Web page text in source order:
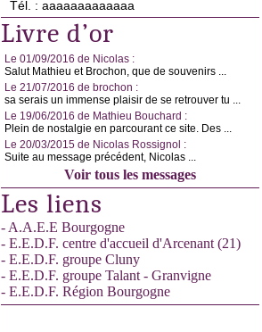
Tél. : aaaaaaaaaaaaa
Livre d’or
Le 01/09/2016 de Nicolas :
Salut Mathieu et Brochon, que de souvenirs ...
Le 21/07/2016 de brochon :
sa serais un immense plaisir de se retrouver tu ...
Le 19/06/2016 de Mathieu Bouchard :
Plein de nostalgie en parcourant ce site. Des ...
Le 20/03/2015 de Nicolas Rossignol :
Suite au message précédent, Nicolas ...
Voir tous les messages
Les liens
- A.A.E.E Bourgogne
- E.E.D.F. centre d'accueil d'Arcenant (21)
- E.E.D.F. groupe Cluny
- E.E.D.F. groupe Talant - Granvigne
- E.E.D.F. Région Bourgogne